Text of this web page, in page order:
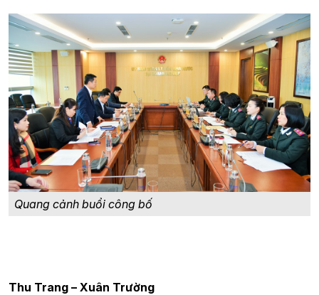
Quang cảnh buổi công bố
Thu Trang – Xuân Trường